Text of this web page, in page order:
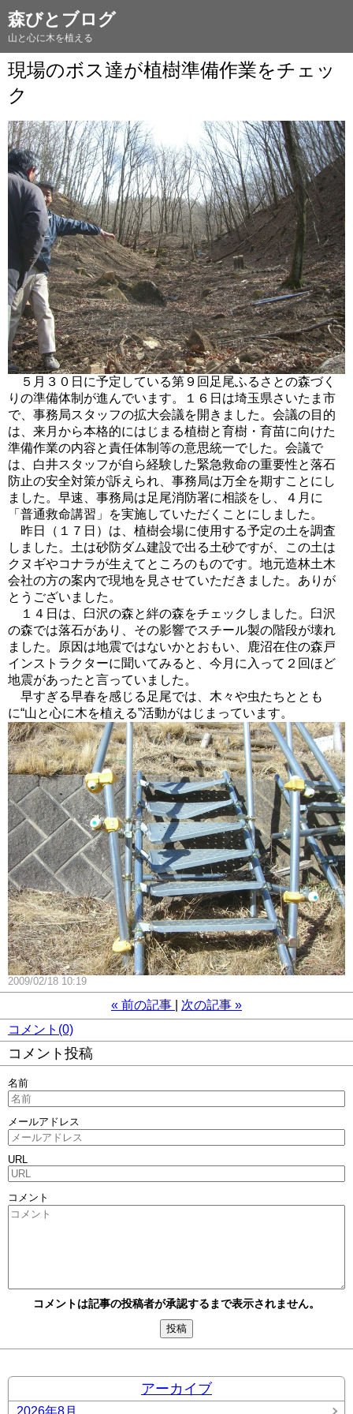
森びとブログ
山と心に木を植える
現場のボス達が植樹準備作業をチェッ
ク
５月３０日に予定している第９回足尾ふるさとの森づく
りの準備体制が進んでいます。１６日は埼玉県さいたま市
で、事務局スタッフの拡大会議を開きました。会議の目的
は、来月から本格的にはじまる植樹と育樹・育苗に向けた
準備作業の内容と責任体制等の意思統一でした。会議で
は、白井スタッフが自ら経験した緊急救命の重要性と落石
防止の安全対策が訴えられ、事務局は万全を期すことにし
ました。早速、事務局は足尾消防署に相談をし、４月に
「普通救命講習」を実施していただくことにしました。
昨日（１７日）は、植樹会場に使用する予定の土を調査
しました。土は砂防ダム建設で出る土砂ですが、この土は
クヌギやコナラが生えてところのものです。地元造林土木
会社の方の案内で現地を見させていただきました。ありが
とうございました。
１４日は、臼沢の森と絆の森をチェックしました。臼沢
の森では落石があり、その影響でスチール製の階段が壊れ
ました。原因は地震ではないかとおもい、鹿沼在住の森戸
インストラクターに聞いてみると、今月に入って２回ほど
地震があったと言っていました。
早すぎる早春を感じる足尾では、木々や虫たちととも
に“山と心に木を植える”活動がはじまっています。
2009/02/18 10:19
« 前の記事 次の記事 »
コメント(0)
コメント投稿
名前
メールアドレス
URL
コメント
コメントは記事の投稿者が承認するまで表示されません。
アーカイブ
2026年8月